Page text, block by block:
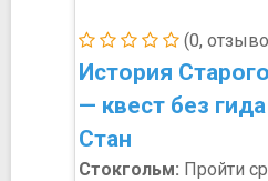
(0,
История
— квест без
Стан
Стокгольм: Пройти